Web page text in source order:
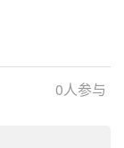
0人参与